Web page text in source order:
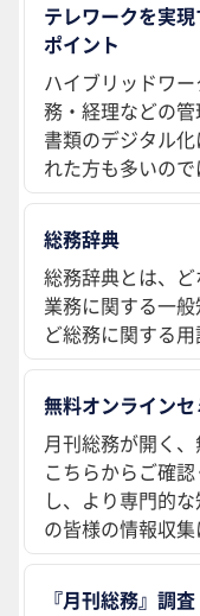
テレワークを実
ポイント
ハイブリッドワ
務・経理などの
書類のデジタル
れた方も多いので
総務辞典
総務辞典とは、
業務に関する一
ど総務に関する用
無料オンライン
月刊総務が開く
こちらからご確
し、より専門的
の皆様の情報収集
『月刊総務』調査